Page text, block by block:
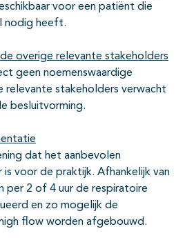
voor een patiënt die
nodig heeft.
overige relevante stakeholders
geen noemenswaardige
relevante stakeholders verwacht
besluitvorming.
dat het aanbevolen
is voor de praktijk. Afhankelijk van
per 2 of 4 uur de respiratoire
en zo mogelijk de
flow worden afgebouwd.